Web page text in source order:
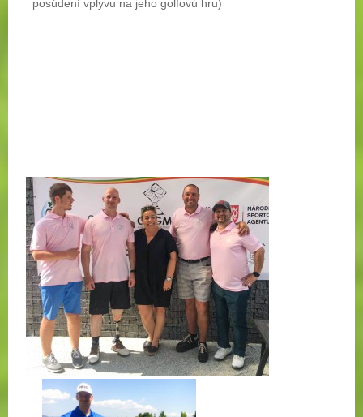
posúdení vplyvu na jeho golfovú hru)